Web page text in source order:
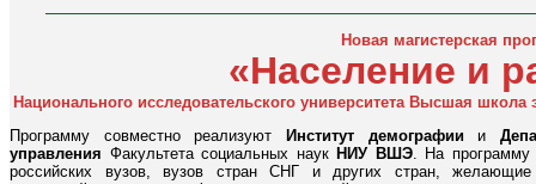
Новая магистерская
«Население и
Национального исследовательского университета Высшая
Программу совместно реализуют
Институт демографии и
управления Факультета социальных наук НИУ ВШЭ. На программу
российских вузов, вузов стран СНГ и других стран,